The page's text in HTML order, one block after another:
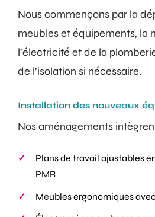
Nous commençons par la
meubles et équipements, la
l’électricité et de la
de l’isolation si nécessaire.
Installation des nouveaux
Nos aménagements
Plans de travail ajustables
PMR
Meubles ergonomiques